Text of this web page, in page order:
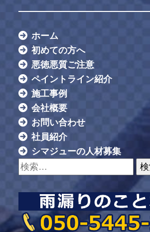
ホーム
初めての方へ
悪徳悪質ご注意
ペイントライン紹介
施工事例
会社概要
お問い合わせ
社員紹介
シマジューの人材募集
検索: